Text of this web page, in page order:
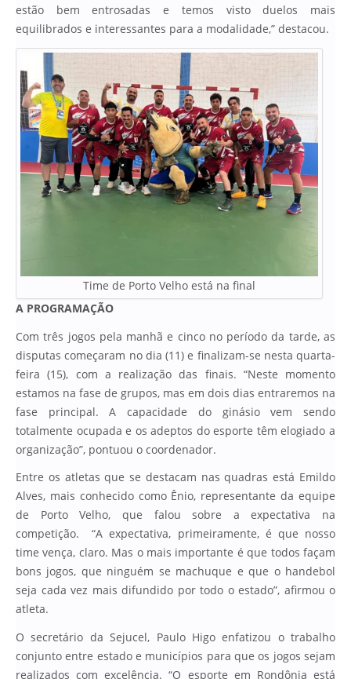
estão bem entrosadas e temos visto duelos mais
equilibrados e interessantes para a modalidade,” destacou.
Time de Porto Velho está na final
A PROGRAMAÇÃO
Com três jogos pela manhã e cinco no período da tarde, as
disputas começaram no dia (11) e finalizam-se nesta quarta-
feira (15), com a realização das finais. “Neste momento
estamos na fase de grupos, mas em dois dias entraremos na
fase principal. A capacidade do ginásio vem sendo
totalmente ocupada e os adeptos do esporte têm elogiado a
organização”, pontuou o coordenador.
Entre os atletas que se destacam nas quadras está Emildo
Alves, mais conhecido como Ênio, representante da equipe
de Porto Velho, que falou sobre a expectativa na
competição. “A expectativa, primeiramente, é que nosso
time vença, claro. Mas o mais importante é que todos façam
bons jogos, que ninguém se machuque e que o handebol
seja cada vez mais difundido por todo o estado”, afirmou o
atleta.
O secretário da Sejucel, Paulo Higo enfatizou o trabalho
conjunto entre estado e municípios para que os jogos sejam
realizados com excelência. “O esporte em Rondônia está